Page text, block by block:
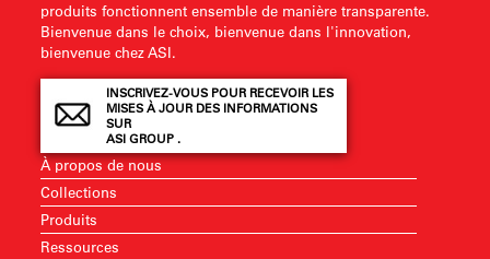
produits fonctionnent ensemble de manière transparente.
Bienvenue dans le choix, bienvenue dans l'innovation,
bienvenue chez ASI.
INSCRIVEZ-VOUS POUR RECEVOIR LES
MISES À JOUR DES INFORMATIONS
SUR
ASI GROUP .
À propos de nous
Collections
Produits
Ressources